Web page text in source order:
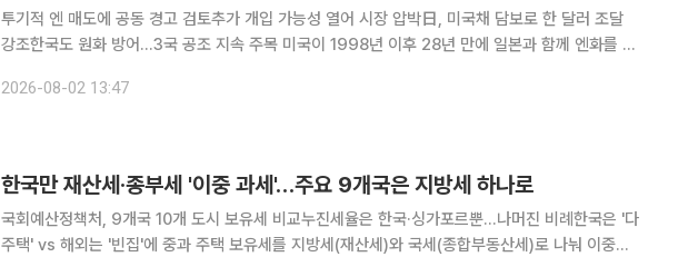
투기적 엔 매도에 공동 경고 검토추가 개입 가능성 열어 시장 압박日, 미국채 담보로 한 달러 조달
강조한국도 원화 방어…3국 공조 지속 주목 미국이 1998년 이후 28년 만에 일본과 함께 엔화를 매
가능성이 제기됐다. 한국도 지난주 일본의 외환시장 개입과 같은
2026-08-02 13:47
한국만 재산세·종부세 '이중 과세'…주요 9개국은 지방세 하나로
국회예산정책처, 9개국 10개 도시 보유세 비교누진세율은 한국·싱가포르뿐…나머진 비례한국은 '다
주택' vs 해외는 '빈집'에 중과 주택 보유세를 지방세(재산세)와 국세(종합부동산세)로 나눠 이중으